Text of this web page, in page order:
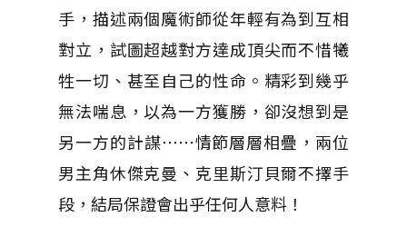
手，描述兩個魔術師從年輕有為到互相
對立，試圖超越對方達成頂尖而不惜犧
牲一切、甚至自己的性命。精彩到幾乎
無法喘息，以為一方獲勝，卻沒想到是
另一方的計謀⋯⋯情節層層相疊，兩位
男主角休傑克曼、克里斯汀貝爾不擇手
段，結局保證會出乎任何人意料！